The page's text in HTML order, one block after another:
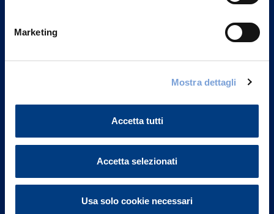
Marketing
Mostra dettagli
Accetta tutti
Accetta selezionati
Usa solo cookie necessari
Via Ignazio Gardella, 2